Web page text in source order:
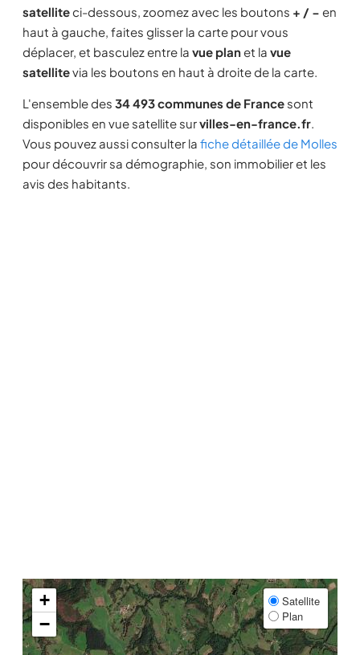
satelliteci-dessous, zoomez avec les boutons + / − en
haut à gauche, faites glisser la carte pour vous
déplacer, et basculez entre la vue planet la vue
satellitevia les boutons en haut à droite de la carte.
L'ensemble des 34 493 communes de France sont
disponibles en vue satellite survilles-en-france.fr.
Vous pouvez aussi consulter la fiche détaillée de Molles
pour découvrir sa démographie, son immobilier et les
avis des habitants.
+
−
Satellite
Plan